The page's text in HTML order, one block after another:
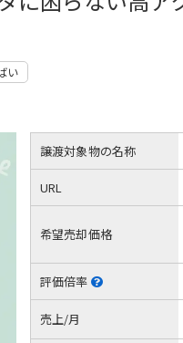
い
譲渡対象物の名称
URL
希望売却価格
評価倍率
売上/月